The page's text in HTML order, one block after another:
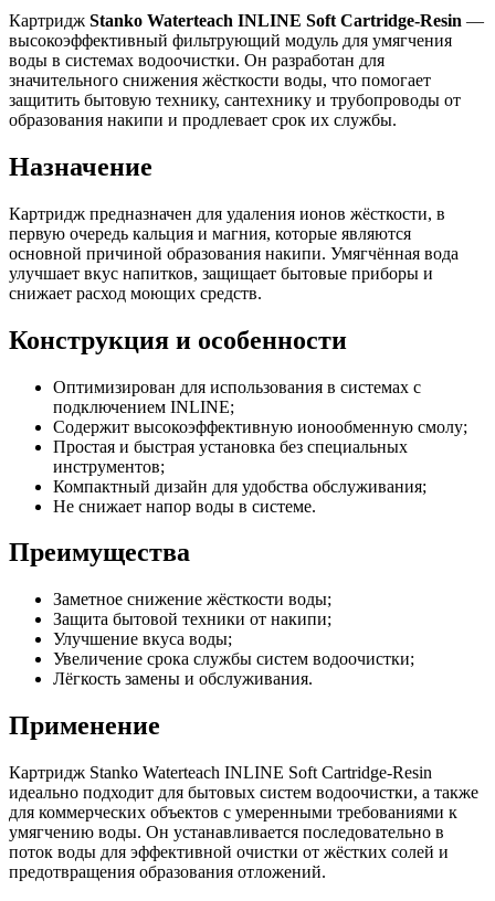
Картридж Stanko Waterteach INLINE Soft Cartridge-Resin —
высокоэффективный фильтрующий модуль для умягчения
воды в системах водоочистки. Он разработан для
значительного снижения жёсткости воды, что помогает
защитить бытовую технику, сантехнику и трубопроводы от
образования накипи и продлевает срок их службы.
Назначение
Картридж предназначен для удаления ионов жёсткости, в
первую очередь кальция и магния, которые являются
основной причиной образования накипи. Умягчённая вода
улучшает вкус напитков, защищает бытовые приборы и
снижает расход моющих средств.
Конструкция и особенности
Оптимизирован для использования в системах с
подключением INLINE;
Содержит высокоэффективную ионообменную смолу;
Простая и быстрая установка без специальных
инструментов;
Компактный дизайн для удобства обслуживания;
Не снижает напор воды в системе.
Преимущества
Заметное снижение жёсткости воды;
Защита бытовой техники от накипи;
Улучшение вкуса воды;
Увеличение срока службы систем водоочистки;
Лёгкость замены и обслуживания.
Применение
Картридж Stanko Waterteach INLINE Soft Cartridge-Resin
идеально подходит для бытовых систем водоочистки, а также
для коммерческих объектов с умеренными требованиями к
умягчению воды. Он устанавливается последовательно в
поток воды для эффективной очистки от жёстких солей и
предотвращения образования отложений.